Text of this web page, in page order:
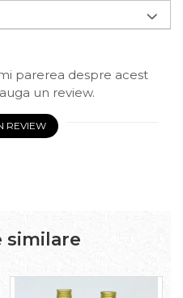
parerea despre acest
un review.
REVIEW
similare